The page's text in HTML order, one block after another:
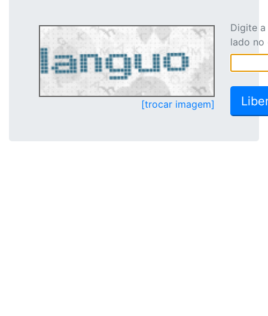
[trocar imagem]
Digite
lado no